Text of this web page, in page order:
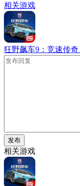
相关游戏
狂野飙车9：竞速传奇
发布
相关游戏